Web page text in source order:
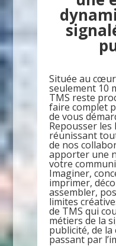
Située au
seulement 10
TMS reste
faire complet
de vous
Repousser les
réunissant
de nos
apporter une
votre
Imaginer,
imprimer,
assembler,
limites
de TMS qui
métiers de la
publicité, de
passant par